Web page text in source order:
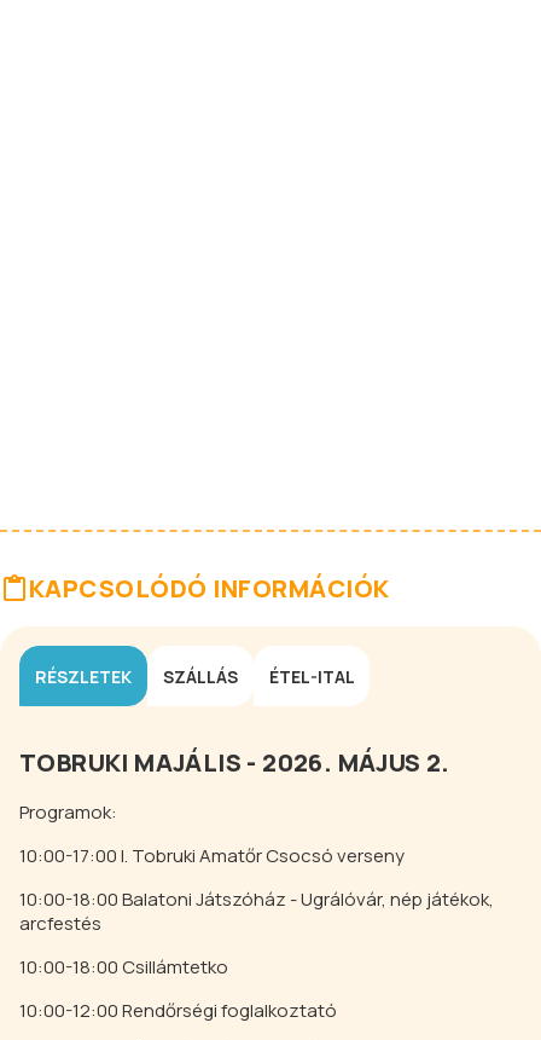
KAPCSOLÓDÓ INFORMÁCIÓK
RÉSZLETEK SZÁLLÁS ÉTEL-ITAL
TOBRUKI MAJÁLIS - 2026. MÁJUS 2.
Programok:
10:00-17:00 I. Tobruki Amatőr Csocsó verseny
10:00-18:00 Balatoni Játszóház - Ugrálóvár, nép játékok,
arcfestés
10:00-18:00 Csillámtetko
10:00-12:00 Rendőrségi foglalkoztató